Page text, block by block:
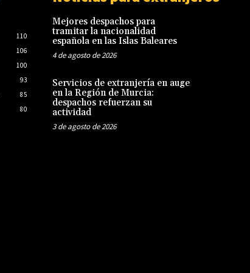
110
106
100
93
85
80
Mejores despachos para
tramitar la nacionalidad
española en las Islas Baleares
4 de agosto de 2026
Servicios de extranjería en auge
en la Región de Murcia:
despachos refuerzan su
actividad
3 de agosto de 2026